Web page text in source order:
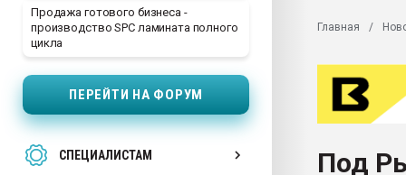
Продажа готового бизнеса -
производство SPC ламината полного
цикла
ПЕРЕЙТИ НА ФОРУМ
СПЕЦИАЛИСТАМ
28.07.2026
ситуацией на
Всё, что касается
Материал поверхности
Продам отходы
Главная
Под